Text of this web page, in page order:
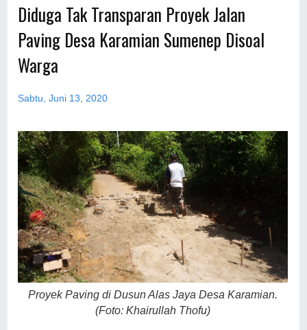
Diduga Tak Transparan Proyek Jalan
Paving Desa Karamian Sumenep Disoal
Warga
Sabtu, Juni 13, 2020
Proyek Paving di Dusun Alas Jaya Desa Karamian.
(Foto: Khairullah Thofu)